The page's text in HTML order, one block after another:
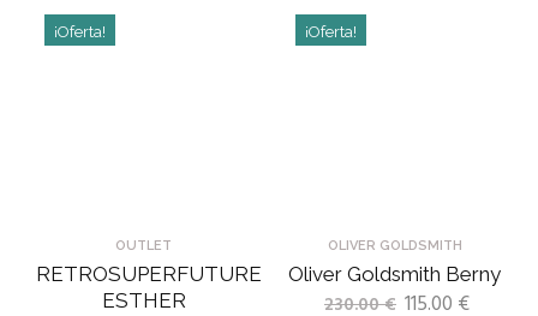
OUTLET
RETROSUPERFUTURE
ESTHER
¡Oferta!
OLIVER GOLDSMITH
Oliver Goldsmith Berny
230.00€ 115.00 €
¡Oferta!